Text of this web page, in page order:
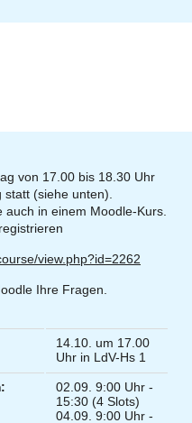
von 17.00 bis 18.30 Uhr
(siehe unten).
in einem Moodle-Kurs.
view.php?id=2262
Ihre Fragen.
14.10. um 17.00
Uhr in LdV-Hs 1
02.09. 9:00 Uhr -
15:30 (4 Slots)
04.09. 9:00 Uhr -